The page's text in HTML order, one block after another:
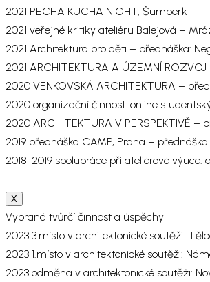
2021 PECHA KUCHA NIGHT, Šumperk
2021 veřejné kritiky ateliéru Balejová –
2021 Architektura pro děti – přednáška:
2021 ARCHITEKTURA A ÚZEMNÍ
2020 VENKOVSKÁ ARCHITEKTURA –
2020 organizační činnost: online
2020 ARCHITEKTURA V PERSPEKTIVĚ
2019 přednáška CAMP, Praha –
2018-2019 spolupráce při ateliérové výuce:
X
Vybraná tvůrčí činnost a úspěchy
2023 3.místo v architektonické soutěži:
2023 1.místo v architektonické soutěži:
2023 odměna v architektonické soutěži: